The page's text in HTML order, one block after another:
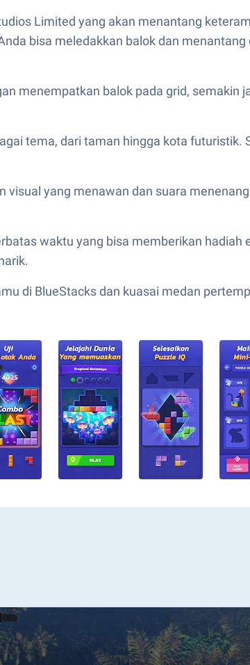
Limited yang akan menantang
bisa meledakkan balok dan
menempatkan balok pada grid, semakin
tema, dari taman hingga kota
visual yang menawan dan suara
waktu yang bisa memberikan hadiah
di BlueStacks dan kuasai medan